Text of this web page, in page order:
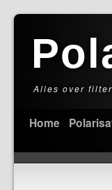
Alles over
Home